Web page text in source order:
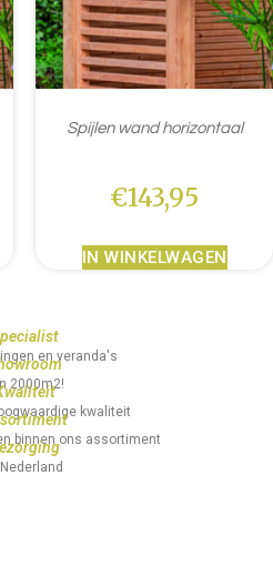
Spijlen wand horizontaal
€143,95
IN WINKELWAGEN
en veranda's
2000m2!
kwaliteit
binnen ons assortiment
Nederland